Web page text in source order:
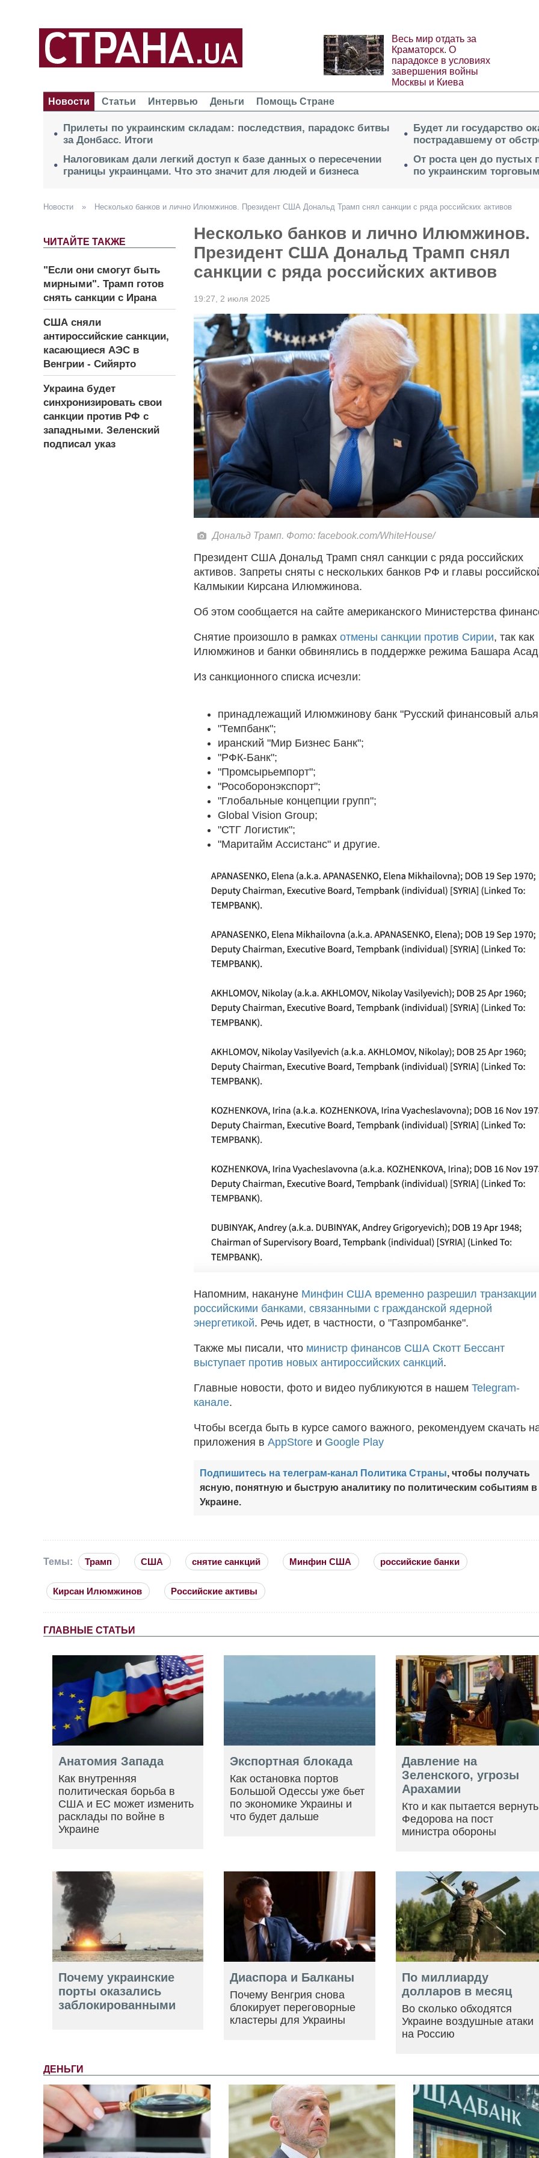
Весь мир отдать за
Краматорск. О
парадоксе в условиях
завершения войны
Москвы и Киева
Новости
Статьи Интервью Деньги Помощь Стране
Прилеты по украинским складам: последствия, парадокс битвы
за Донбасс. Итоги
Налоговикам дали легкий доступ к базе данных о пересечении
границы украинцами. Что это значит для людей и бизнеса
Будет ли государство
пострадавшему от
От роста цен до
по украинским
Новости » Несколько банков и лично Илюмжинов. Президент США Дональд Трамп снял санкции с ряда российских активов
ЧИТАЙТЕ ТАКЖЕ
"Если они смогут быть
мирными". Трамп готов
снять санкции с Ирана
США сняли
антироссийские санкции,
касающиеся АЭС в
Венгрии - Сийярто
Украина будет
синхронизировать свои
санкции против РФ с
западными. Зеленский
подписал указ
Несколько банков и лично Илюмжинов.
Президент США Дональд Трамп снял
санкции с ряда российских активов
19:27, 2 июля 2025
Дональд Трамп. Фото: facebook.com/WhiteHouse/
Президент США Дональд Трамп снял санкции с ряда российских
активов. Запреты сняты с нескольких банков РФ и главы
Калмыкии Кирсана Илюмжинова.
Об этом сообщается на сайте американского Министерства
Снятие произошло в рамках отмены санкции против Сирии, так как
Илюмжинов и банки обвинялись в поддержке режима Башара
Из санкционного списка исчезли:
принадлежащий Илюмжинову банк "Русский финансовый
"Темпбанк";
иранский "Мир Бизнес Банк";
"РФК-Банк";
"Промсырьемпорт";
"Рособоронэкспорт";
"Глобальные концепции групп";
Global Vision Group;
"СТГ Логистик";
"Маритайм Ассистанс" и другие.
Напомним, накануне Минфин США временно разрешил транзакции
российскими банками, связанными с гражданской ядерной
энергетикой. Речь идет, в частности, о "Газпромбанке".
Также мы писали, что министр финансов США Скотт Бессант
выступает против новых антироссийских санкций.
Главные новости, фото и видео публикуются в нашем Telegram-
канале.
Чтобы всегда быть в курсе самого важного, рекомендуем скачать
приложения в AppStore и Google Play
Подпишитесь на телеграм-канал Политика Страны, чтобы получать
ясную, понятную и быструю аналитику по политическим событиям в
Украине.
Темы: Трамп США снятие санкций Минфин США российские банки
Кирсан Илюмжинов Российские активы
ГЛАВНЫЕ СТАТЬИ
Анатомия Запада
Как внутренняя
политическая борьба в
США и ЕС может изменить
расклады по войне в
Украине
Экспортная блокада
Как остановка портов
Большой Одессы уже бьет
по экономике Украины и
что будет дальше
Давление на
Зеленского, угрозы
Арахамии
Кто и как пытается вернуть
Федорова на пост
министра обороны
Почему украинские
порты оказались
заблокированными
Диаспора и Балканы
Почему Венгрия снова
блокирует переговорные
кластеры для Украины
По миллиарду
долларов в месяц
Во сколько обходятся
Украине воздушные атаки
на Россию
ДЕНЬГИ